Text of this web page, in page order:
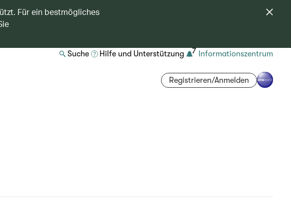
Für ein bestmögliches
Suche Hilfe und Unterstützung 7 Informationszentrum
Registrieren/Anmelden